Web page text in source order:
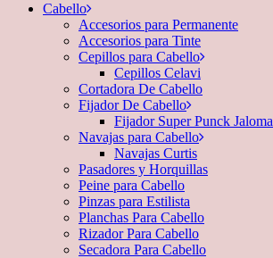
Cabello
Accesorios para Permanente
Accesorios para Tinte
Cepillos para Cabello
Cepillos Celavi
Cortadora De Cabello
Fijador De Cabello
Fijador Super Punck Jaloma
Navajas para Cabello
Navajas Curtis
Pasadores y Horquillas
Peine para Cabello
Pinzas para Estilista
Planchas Para Cabello
Rizador Para Cabello
Secadora Para Cabello